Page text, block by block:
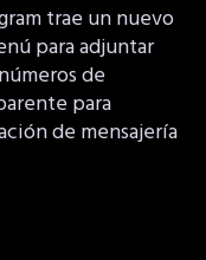
trae un nuevo
para adjuntar
de
para
de mensajería